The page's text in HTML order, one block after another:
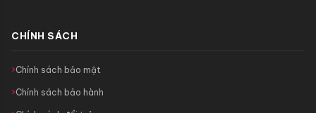
CHÍNH SÁCH
Chính sách bảo mật
Chính sách bảo hành